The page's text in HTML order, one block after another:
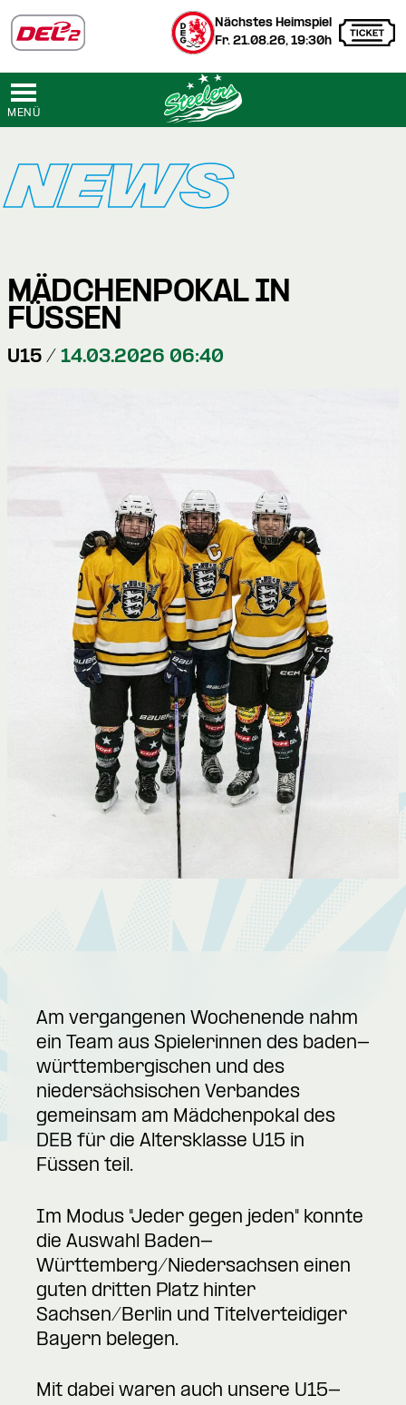
Nächstes Heimspiel
Fr. 21.08.26, 19:30h
MENÜ
NEWS
MÄDCHENPOKAL IN
FÜSSEN
U15 / 14.03.2026 06:40
Am vergangenen Wochenende nahm
ein Team aus Spielerinnen des baden-
württembergischen und des
niedersächsischen Verbandes
gemeinsam am Mädchenpokal des
DEB für die Altersklasse U15 in
Füssen teil.
Im Modus "Jeder gegen jeden" konnte
die Auswahl Baden-
Württemberg/Niedersachsen einen
guten dritten Platz hinter
Sachsen/Berlin und Titelverteidiger
Bayern belegen.
Mit dabei waren auch unsere U15-